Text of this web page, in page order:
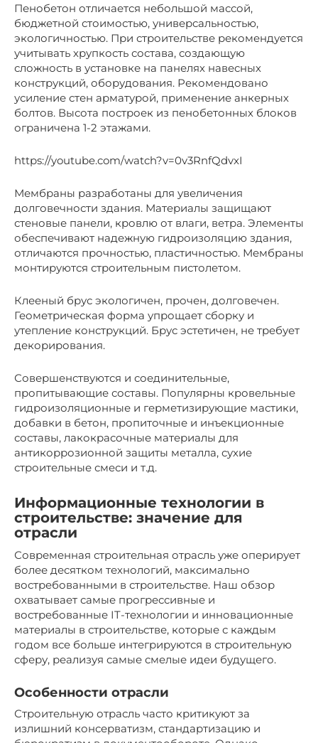
Пенобетон отличается небольшой массой,
бюджетной стоимостью, универсальностью,
экологичностью. При строительстве рекомендуется
учитывать хрупкость состава, создающую
сложность в установке на панелях навесных
конструкций, оборудования. Рекомендовано
усиление стен арматурой, применение анкерных
болтов. Высота построек из пенобетонных блоков
ограничена 1-2 этажами.
https://youtube.com/watch?v=0v3RnfQdvxI
Мембраны разработаны для увеличения
долговечности здания. Материалы защищают
стеновые панели, кровлю от влаги, ветра. Элементы
обеспечивают надежную гидроизоляцию здания,
отличаются прочностью, пластичностью. Мембраны
монтируются строительным пистолетом.
Клееный брус экологичен, прочен, долговечен.
Геометрическая форма упрощает сборку и
утепление конструкций. Брус эстетичен, не требует
декорирования.
Совершенствуются и соединительные,
пропитывающие составы. Популярны кровельные
гидроизоляционные и герметизирующие мастики,
добавки в бетон, пропиточные и инъекционные
составы, лакокрасочные материалы для
антикоррозионной защиты металла, сухие
строительные смеси и т.д.
Информационные технологии в
строительстве: значение для
отрасли
Современная строительная отрасль уже оперирует
более десятком технологий, максимально
востребованными в строительстве. Наш обзор
охватывает самые прогрессивные и
востребованные IT-технологии и инновационные
материалы в строительстве, которые с каждым
годом все больше интегрируются в строительную
сферу, реализуя самые смелые идеи будущего.
Особенности отрасли
Строительную отрасль часто критикуют за
излишний консерватизм, стандартизацию и